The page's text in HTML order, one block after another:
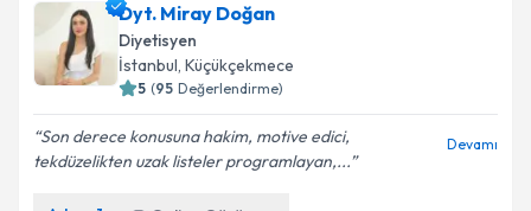
Dyt. Miray Doğan
Diyetisyen
İstanbul, Küçükçekmece
5 (95 Değerlendirme)
Son derece konusuna hakim, motive edici,
tekdüzelikten uzak listeler programlayan,...
Devamı